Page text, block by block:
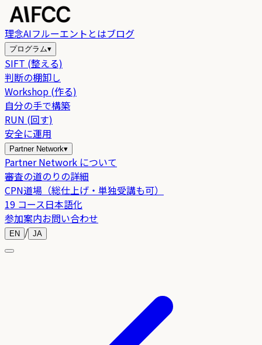
理念AIフルーエントとはブログ
プログラム▾
SIFT (整える)
判断の棚卸し
Workshop (作る)
自分の手で構築
RUN (回す)
安全に運用
Partner Network▾
Partner Network について
審査の道のりの詳細
CPN道場（総仕上げ・単独受講も可）
19 コース日本語化
参加案内お問い合わせ
EN / JA